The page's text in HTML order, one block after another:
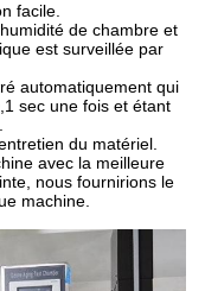
facile.
de chambre et
est surveillée par
automatiquement qui
sec une fois et étant
du matériel.
avec la meilleure
nous fournirions le
machine.